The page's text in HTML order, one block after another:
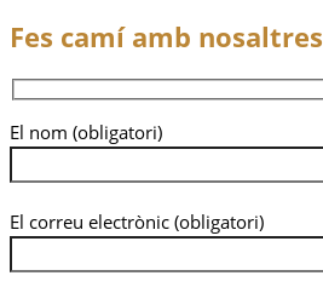
Fes camí amb nosaltres
El nom (obligatori)
El correu electrònic (obligatori)